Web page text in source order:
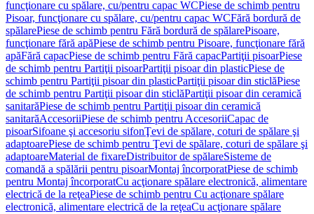
funcţionare cu spălare, cu/pentru capac WCPiese de schimb pentru
Pisoar, funcţionare cu spălare, cu/pentru capac WCFără bordură de
spălarePiese de schimb pentru Fără bordură de spălarePisoare,
funcţionare fără apăPiese de schimb pentru Pisoare, funcţionare fără
apăFără capacPiese de schimb pentru Fără capacPartiţii pisoarPiese
de schimb pentru Partiţii pisoarPartiţii pisoar din plasticPiese de
schimb pentru Partiţii pisoar din plasticPartiţii pisoar din sticlăPiese
de schimb pentru Partiţii pisoar din sticlăPartiţii pisoar din ceramică
sanitarăPiese de schimb pentru Partiţii pisoar din ceramică
sanitarăAccesoriiPiese de schimb pentru AccesoriiCapac de
pisoarSifoane şi accesoriu sifonŢevi de spălare, coturi de spălare şi
adaptoarePiese de schimb pentru Ţevi de spălare, coturi de spălare şi
adaptoareMaterial de fixareDistribuitor de spălareSisteme de
comandă a spălării pentru pisoarMontaj încorporatPiese de schimb
pentru Montaj încorporatCu acţionare spălare electronică, alimentare
electrică de la reţeaPiese de schimb pentru Cu acţionare spălare
electronică, alimentare electrică de la reţeaCu acţionare spălare